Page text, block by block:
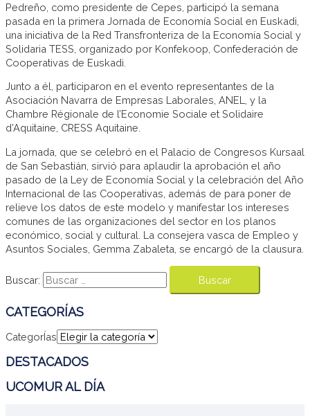
Pedreño, como presidente de Cepes, participó la semana
pasada en la primera Jornada de Economía Social en Euskadi,
una iniciativa de la Red Transfronteriza de la Economía Social y
Solidaria TESS, organizado por Konfekoop, Confederación de
Cooperativas de Euskadi.
Junto a él, participaron en el evento representantes de la
Asociación Navarra de Empresas Laborales, ANEL, y la
Chambre Régionale de l’Economie Sociale et Solidaire
d’Aquitaine, CRESS Aquitaine.
La jornada, que se celebró en el Palacio de Congresos Kursaal
de San Sebastián, sirvió para aplaudir la aprobación el año
pasado de la Ley de Economía Social y la celebración del Año
Internacional de las Cooperativas, además de para poner de
relieve los datos de este modelo y manifestar los intereses
comunes de las organizaciones del sector en los planos
económico, social y cultural. La consejera vasca de Empleo y
Asuntos Sociales, Gemma Zabaleta, se encargó de la clausura.
Buscar:
CATEGORÍAS
CategorÍas
DESTACADOS
UCOMUR AL DÍA